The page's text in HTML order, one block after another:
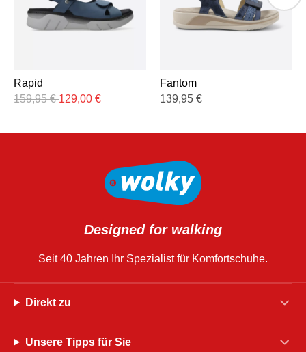
Rapid
159,95€ 129,00 €
Fantom
139,95 €
Designed for walking
Seit 40 Jahren Ihr Spezialist für Komfortschuhe.
Direkt zu
Unsere Tipps für Sie